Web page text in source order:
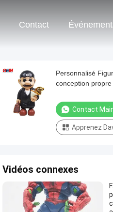
Contact
Personnalisé
conception
Contact
Apprenez
Vidéos connexes